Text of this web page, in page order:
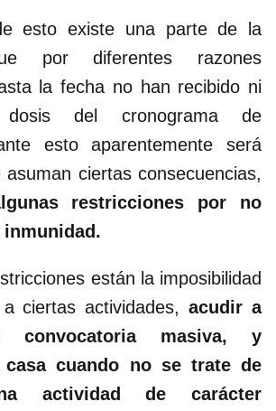
esto existe una parte de la
por diferentes razones
la fecha no han recibido ni
del cronograma de
esto aparentemente será
asuman ciertas consecuencias,
restricciones por no
están la imposibilidad
ciertas actividades,acudir a
convocatoria masiva, y
casa cuando no se trate de
actividad de carácter